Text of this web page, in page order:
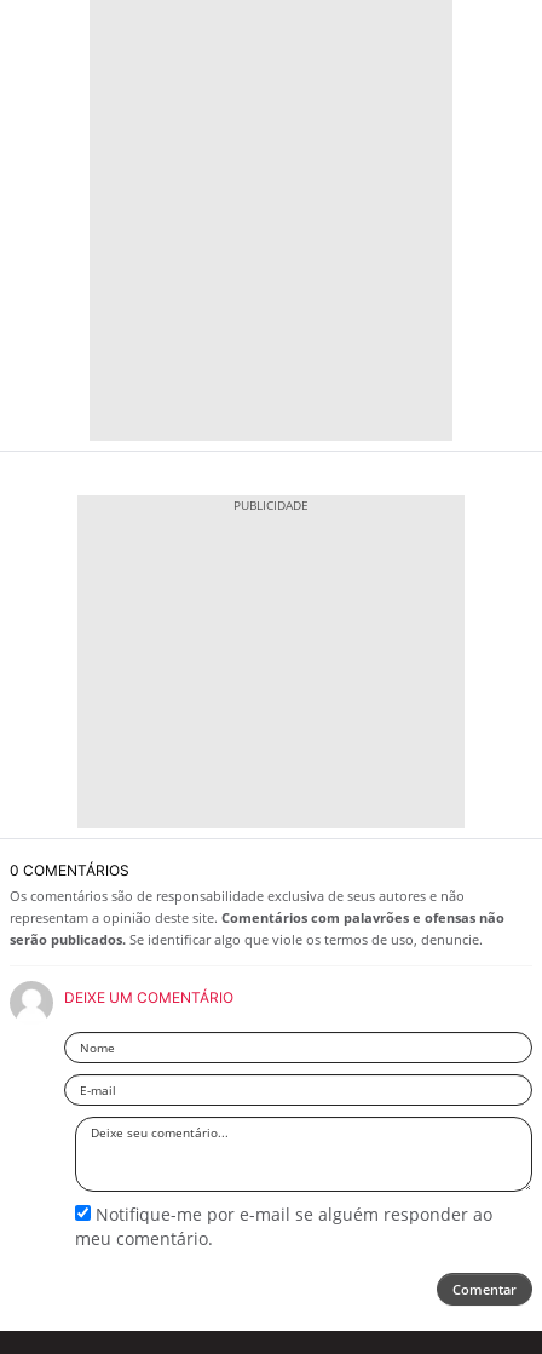
0 COMENTÁRIOS
Os comentários são de responsabilidade exclusiva de seus autores e não
representam a opinião deste site. Comentários com palavrões e ofensas não
serão publicados. Se identificar algo que viole os termos de uso, denuncie.
DEIXE UM COMENTÁRIO
Nome
Email
Deixe
Notifique-me por e-mail se alguém responder ao
meu comentário.
Comentar